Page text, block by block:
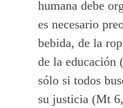
humana debe
es necesario
bebida, de la
de la educación
sólo si todos
su justicia (Mt